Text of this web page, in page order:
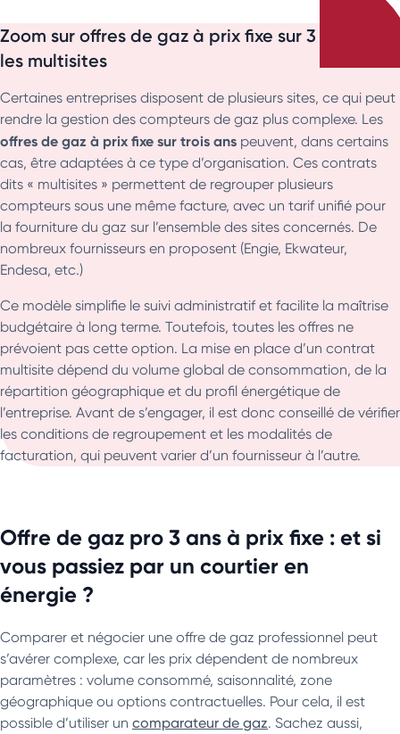
Zoom sur offres de gaz à prix fixe sur 3 ans pour
les multisites
Certaines entreprises disposent de plusieurs sites, ce qui peut
rendre la gestion des compteurs de gaz plus complexe. Les
offres de gaz à prix fixe sur trois ans peuvent, dans certains
cas, être adaptées à ce type d’organisation. Ces contrats
dits « multisites » permettent de regrouper plusieurs
compteurs sous une même facture, avec un tarif unifié pour
la fourniture du gaz sur l’ensemble des sites concernés. De
nombreux fournisseurs en proposent (Engie, Ekwateur,
Endesa, etc.)
Ce modèle simplifie le suivi administratif et facilite la maîtrise
budgétaire à long terme. Toutefois, toutes les offres ne
prévoient pas cette option. La mise en place d’un contrat
multisite dépend du volume global de consommation, de la
répartition géographique et du profil énergétique de
l’entreprise. Avant de s’engager, il est donc conseillé de vérifier
les conditions de regroupement et les modalités de
facturation, qui peuvent varier d’un fournisseur à l’autre.
Offre de gaz pro 3 ans à prix fixe : et si
vous passiez par un courtier en
énergie ?
Comparer et négocier une offre de gaz professionnel peut
s’avérer complexe, car les prix dépendent de nombreux
paramètres : volume consommé, saisonnalité, zone
géographique ou options contractuelles. Pour cela, il est
possible d’utiliser un comparateur de gaz. Sachez aussi,